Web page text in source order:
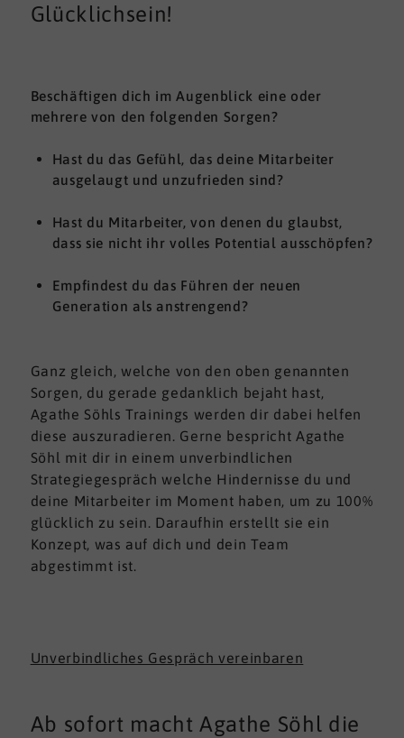
Glücklichsein!
Beschäftigen dich im Augenblick eine oder
mehrere von den folgenden Sorgen?
Hast du das Gefühl, das deine Mitarbeiter
ausgelaugt und unzufrieden sind?
Hast du Mitarbeiter, von denen du glaubst,
dass sie nicht ihr volles Potential ausschöpfen?
Empfindest du das Führen der neuen
Generation als anstrengend?
Ganz gleich, welche von den oben genannten
Sorgen, du gerade gedanklich bejaht hast,
Agathe Söhls Trainings werden dir dabei helfen
diese auszuradieren. Gerne bespricht Agathe
Söhl mit dir in einem unverbindlichen
Strategiegespräch welche Hindernisse du und
deine Mitarbeiter im Moment haben, um zu 100%
glücklich zu sein. Daraufhin erstellt sie ein
Konzept, was auf dich und dein Team
abgestimmt ist.
Unverbindliches Gespräch vereinbaren
Ab sofort macht Agathe Söhl die